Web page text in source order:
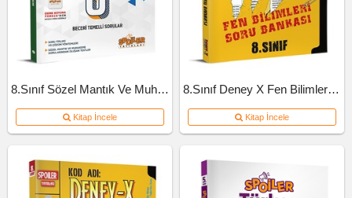
8.Sınıf Sözel Mantık Ve Muhakeme Soru Bankası
Kitap İncele
8.Sınıf Deney X Fen Bilimleri Soru Bankası
Kitap İncele